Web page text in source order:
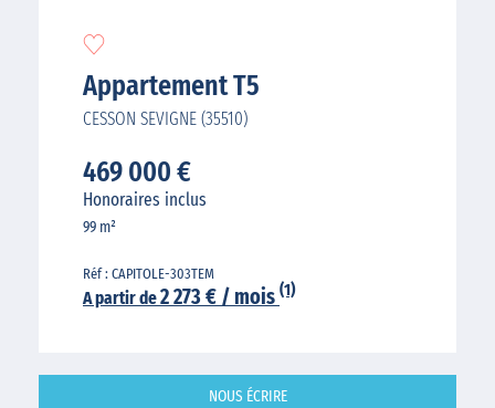
Appartement T5
CESSON SEVIGNE (35510)
469 000 €
Honoraires inclus
99 m²
Réf : CAPITOLE-303TEM
A partir de2 273 € / mois (1)
NOUS ÉCRIRE